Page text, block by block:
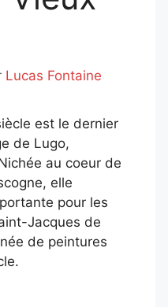
Lucas Fontaine
est le dernier
de Lugo,
au coeur de
elle
pour les
Jacques de
de peintures